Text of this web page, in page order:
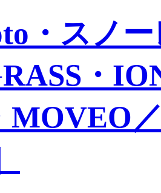
・スノ
・
MOVEO